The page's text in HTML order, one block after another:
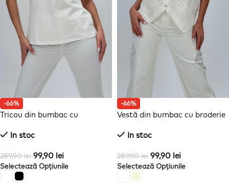
-66%
Tricou din bumbac cu
In stoc
289,90lei 99,90 lei
Selectează Opțiunile
-66%
Vestă din bumbac cu broderie
In stoc
289,90lei 99,90 lei
Selectează Opțiunile